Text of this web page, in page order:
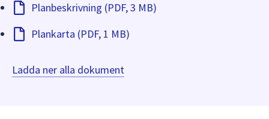
Planbeskrivning (PDF, 3 MB)
Plankarta (PDF, 1 MB)
Ladda ner alla dokument